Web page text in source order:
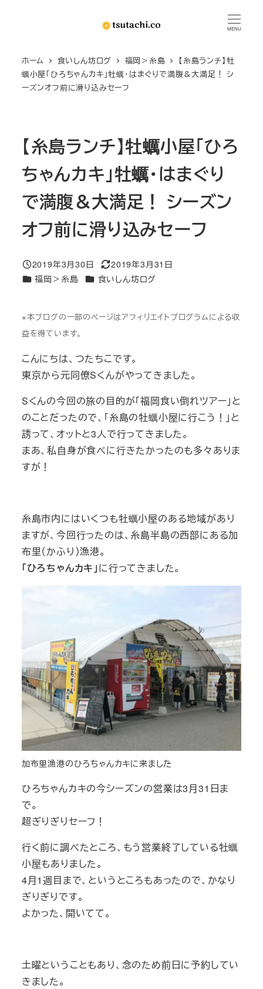
MENU
ホーム 食いしん坊ログ 福岡＞糸島
【糸島ランチ】牡
蠣小屋「ひろちゃんカキ」牡蠣・はまぐりで満腹＆大満足！ シ
ーズンオフ前に滑り込みセーフ
【糸島ランチ】牡蠣小屋「ひろ
ちゃんカキ」牡蠣・はまぐり
で満腹＆大満足！ シーズン
オフ前に滑り込みセーフ
投稿日
2019年3月30日
更新日
2019年3月31日
カテゴリー
福岡＞糸島 カテゴリー
食いしん坊ログ
※本ブログの一部のページはアフィリエイトプログラムによる収
益を得ています。
こんにちは、つたちこです。
東京から元同僚Sくんがやってきました。
Sくんの今回の旅の目的が「福岡食い倒れツアー」と
のことだったので、「糸島の牡蠣小屋に行こう！」と
誘って、オットと3人で行ってきました。
まあ、私自身が食べに行きたかったのも多々ありま
すが！
糸島市内にはいくつも牡蠣小屋のある地域があり
ますが、今回行ったのは、糸島半島の西部にある加
布里（かふり）漁港。
「ひろちゃんカキ」に行ってきました。
加布里漁港のひろちゃんカキに来ました
ひろちゃんカキの今シーズンの営業は3月31日ま
で。
超ぎりぎりセーフ！
行く前に調べたところ、もう営業終了している牡蠣
小屋もありました。
4月1週目まで、というところもあったので、かなり
ぎりぎりです。
よかった、開いてて。
土曜ということもあり、念のため前日に予約してい
きました。